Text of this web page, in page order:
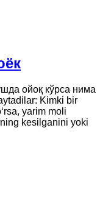
ойоқ кўрса нима
Kimki bir
yarim moli
kesilganini yoki